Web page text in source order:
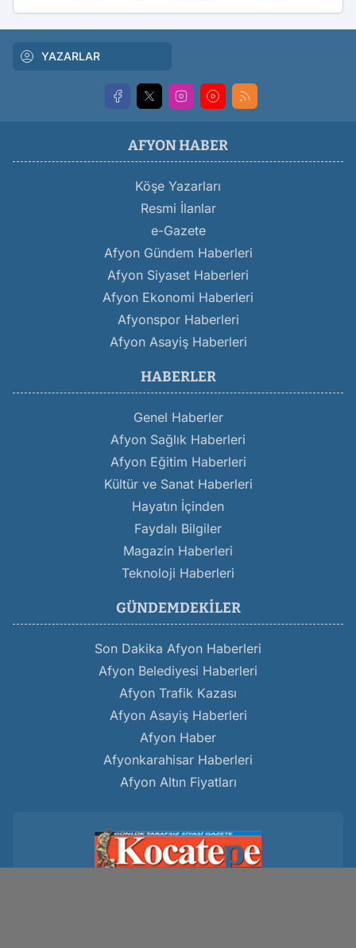
YAZARLAR
AFYON HABER
Köşe Yazarları
Resmi İlanlar
e-Gazete
Afyon Gündem Haberleri
Afyon Siyaset Haberleri
Afyon Ekonomi Haberleri
Afyonspor Haberleri
Afyon Asayiş Haberleri
HABERLER
Genel Haberler
Afyon Sağlık Haberleri
Afyon Eğitim Haberleri
Kültür ve Sanat Haberleri
Hayatın İçinden
Faydalı Bilgiler
Magazin Haberleri
Teknoloji Haberleri
GÜNDEMDEKILER
Son Dakika Afyon Haberleri
Afyon Belediyesi Haberleri
Afyon Trafik Kazası
Afyon Asayiş Haberleri
Afyon Haber
Afyonkarahisar Haberleri
Afyon Altın Fiyatları